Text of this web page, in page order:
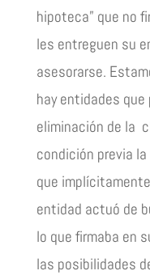
hipoteca” que no
les entreguen su
asesorarse.
hay entidades
eliminación de la
condición previa
que
entidad actuó de
lo que firmaba en
las posibilidades